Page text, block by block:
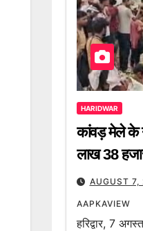
HARIDWAR
कांवड़ मेले के
लाख 38
गंगाजल लेकर
करोड़ 64
शिवभक्त
AUGUST 7,
AAPKAVIEW
हरिद्वार, 7